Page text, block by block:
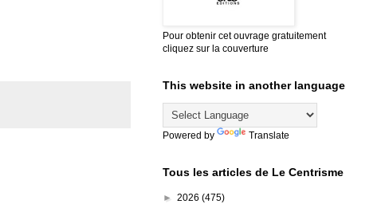
Pour obtenir cet ouvrage gratuitement
cliquez sur la couverture
This website in another language
Powered by Translate
Tous les articles de Le Centrisme
► 2026 (475)